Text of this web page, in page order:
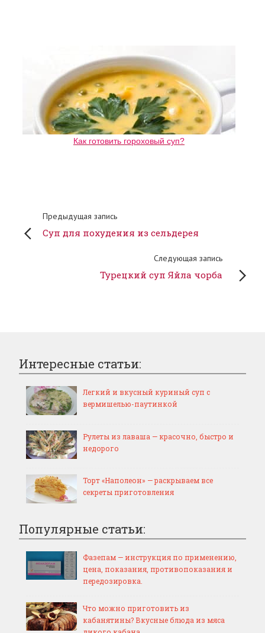
Как готовить гороховый суп?
Предыдущая запись
Суп для похудения из сельдерея
Следующая запись
Турецкий суп Яйла чорба
Интересные статьи:
Легкий и вкусный куриный суп с
вермишелью-паутинкой
Рулеты из лаваша — красочно, быстро и
недорого
Торт «Наполеон» — раскрываем все
секреты приготовления
Популярные статьи:
Фазепам — инструкция по применению,
цена, показания, противопоказания и
передозировка.
Что можно приготовить из
кабанятины? Вкусные блюда из мяса